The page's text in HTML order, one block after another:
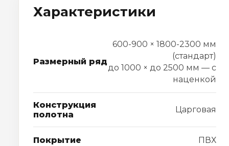
Характеристики
Размерный ряд
600-900 × 1800-2300 мм
(стандарт)
до 1000 × до 2500 мм — с
наценкой
Конструкция
полотна
Царговая
Покрытие ПВХ